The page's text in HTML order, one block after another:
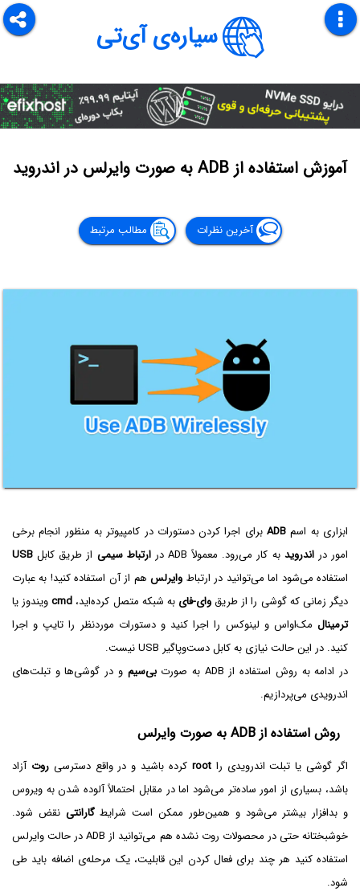
سیاره‌ی آی‌تی
آموزش استفاده از ADB به صورت وایرلس در اندروید
آخرین نظرات مطالب مرتبط
ابزاری به اسم ADBبرای اجرا کردن دستورات در کامپیوتر به منظور انجام برخی
امور دراندروید به کار می‌رود. معمولاً ADB در ارتباط سیمی از طریق کابل USB
استفاده می‌شود اما می‌توانید در ارتباط وایرلسهم از آن استفاده کنید! به عبارت
دیگر زمانی که گوشی را از طریق وای-فای به شبکه متصل کرده‌اید، cmdویندوز یا
ترمینال مک‌او‌اس و لینوکس را اجرا کنید و دستورات موردنظر را تایپ و اجرا
کنید. در این حالت نیازی به کابل دست‌وپاگیر USB نیست.
در ادامه به روش استفاده از ADB به صورت
بی‌سیم و در گوشی‌ها و تبلت‌های
اندرویدی می‌پردازیم.
روش استفاده از ADB به صورت وایرلس
اگر گوشی یا تبلت اندرویدی راroot کرده باشید و در واقع دسترسیروت آزاد
باشد، بسیاری از امور ساده‌تر می‌شود اما در مقابل احتمالاً آلوده شدن به ویروس
و بدافزار بیشتر می‌شود و همین‌طور ممکن است شرایطگارانتی نقض شود.
خوشبختانه حتی در محصولات روت نشده هم می‌توانید از ADB در حالت وایرلس
استفاده کنید هر چند برای فعال کردن این قابلیت، یک مرحله‌ی اضافه باید طی
شود.